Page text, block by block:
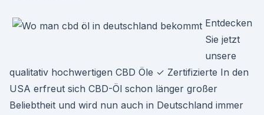
Entdecken
Sie jetzt
unsere
qualitativ hochwertigen CBD Öle ✓ Zertifizierte In den
USA erfreut sich CBD-Öl schon länger großer
Beliebtheit und wird nun auch in Deutschland immer